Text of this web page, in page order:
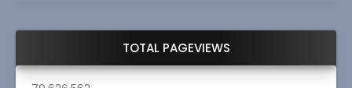
TOTAL PAGEVIEWS